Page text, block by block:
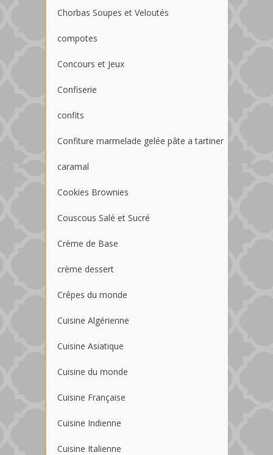
Chorbas Soupes et Veloutés
compotes
Concours et Jeux
Confiserie
confits
Confiture marmelade gelée pâte a tartiner
caramal
Cookies Brownies
Couscous Salé et Sucré
Crème de Base
crème dessert
Crêpes du monde
Cuisine Algérienne
Cuisine Asiatique
Cuisine du monde
Cuisine Française
Cuisine Indienne
Cuisine Italienne